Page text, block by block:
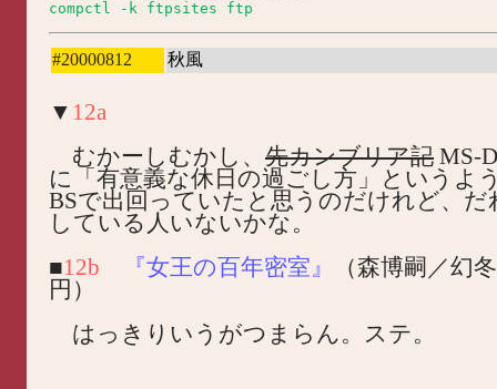
#20000812 秋風
▼ 12a
むかーしむかし、 先カンブリア記 MS-
に「有意義な休日の過ごし方」というよ
BSで出回っていたと思うのだけれど、だ
している人いないかな。
■12b 『女王の百年密室』
（森博嗣／幻
円）
はっきりいうがつまらん。ステ。